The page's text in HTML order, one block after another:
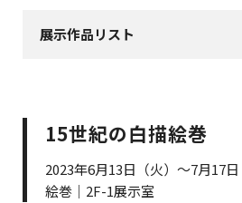
展示作品リスト
15世紀の白描絵巻
2023年6月13日（火）～7月17日
絵巻｜2F-1展示室